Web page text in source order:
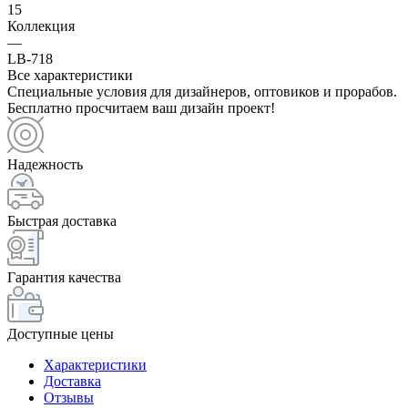
15
Коллекция
—
LB-718
Все характеристики
Специальные условия для дизайнеров, оптовиков и прорабов.
Бесплатно просчитаем ваш дизайн проект!
Надежность
Быстрая доставка
Гарантия качества
Доступные цены
Характеристики
Доставка
Отзывы